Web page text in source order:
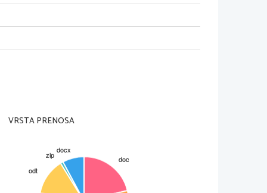
notranjost.
slovstvo, na antiko, orientalske
VRSTA PRENOSA